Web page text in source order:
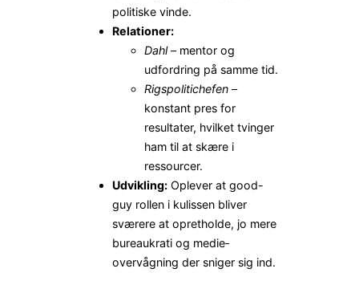
politiske vinde.
Relationer:
Dahl– mentor og
udfordring på samme tid.
Rigspolitichefen –
konstant pres for
resultater, hvilket tvinger
ham til at skære i
ressourcer.
Udvikling: Oplever at good-
guy rollen i kulissen bliver
sværere at opretholde, jo mere
bureaukrati og medie­
overvågning der sniger sig ind.